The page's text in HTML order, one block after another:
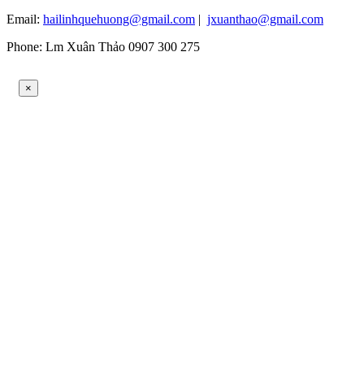
Email: hailinhquehuong@gmail.com | jxuanthao@gmail.com
Phone: Lm Xuân Thảo 0907 300 275
×